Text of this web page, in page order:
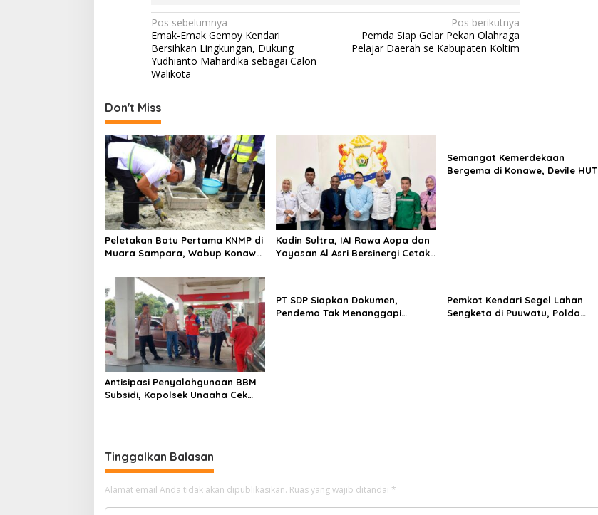
N
a
v
g
a
s
i
p
o
s
Pos sebelumnya
Emak-Emak Gemoy Kendari
Bersihkan Lingkungan, Dukung
Yudhianto Mahardika sebagai Calon
Walikota
Pos berikutnya
Pemda Siap Gelar Pekan Olahraga
Pelajar Daerah se Kabupaten Koltim
Don't Miss
Peletakan Batu Pertama KNMP di
Muara Sampara, Wabup Konawe
Pusat
Kadin Sultra, IAI Rawa Aopa dan
Yayasan Al Asri Bersinergi Cetak
Semangat Kemerdekaan
Bergema di Konawe, Devile HUT
Antisipasi Penyalahgunaan BBM
Subsidi, Kapolsek Unaaha Cek
PT SDP Siapkan Dokumen,
Pendemo Tak Menanggapi
Pemkot Kendari Segel Lahan
Sengketa di Puuwatu, Polda
Tinggalkan Balasan
Alamat email Anda tidak akan dipublikasikan. Ruas yang wajib ditandai *